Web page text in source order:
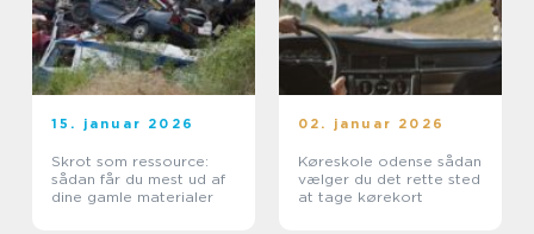
15. januar 2026
Skrot som ressource:
sådan får du mest ud af
dine gamle materialer
02. januar 2026
Køreskole odense sådan
vælger du det rette sted
at tage kørekort